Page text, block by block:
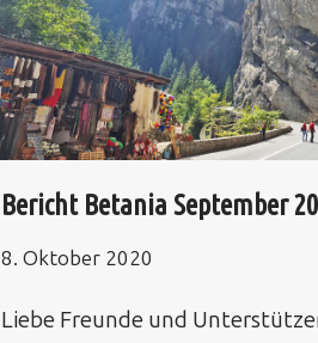
Bericht Betania September
8. Oktober 2020
Liebe Freunde und